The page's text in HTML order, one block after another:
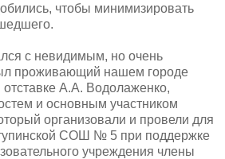
чтобы минимизировать
с невидимым, но очень
проживающий нашем городе
А.А. Водолаженко,
и основным участником
организовали и провели для
СОШ № 5 при поддержке
учреждения члены